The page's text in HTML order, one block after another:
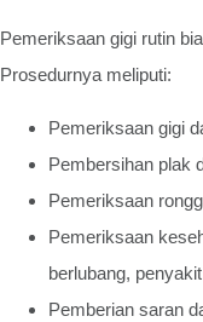
Pemeriksaan gigi rutin
Prosedurnya meliputi:
Pemeriksaan gigi
Pembersihan plak
Pemeriksaan
Pemeriksaan
berlubang,
Pemberian saran